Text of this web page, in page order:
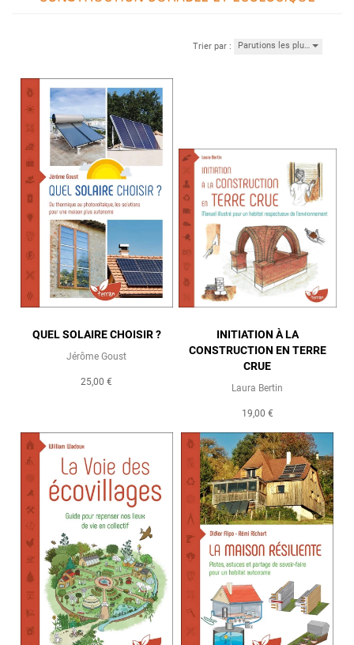
Trier par : Parutions les plu…
QUEL SOLAIRE CHOISIR ?
Jérôme Goust
25,00 €
INITIATION À LA
CONSTRUCTION EN TERRE
CRUE
Laura Bertin
19,00 €